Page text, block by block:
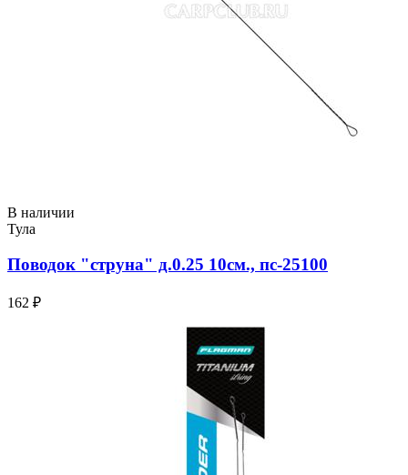
В наличии
Тула
Поводок "струна" д.0.25 10см., пс-25100
162 ₽